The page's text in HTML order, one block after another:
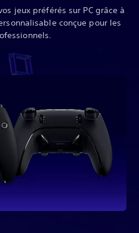
jeux préférés sur PC grâce à
conçue pour les